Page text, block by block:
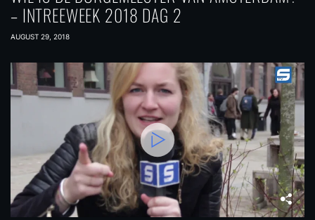
– INTREEWEEK 2018 DAG 2
AUGUST 29, 2018